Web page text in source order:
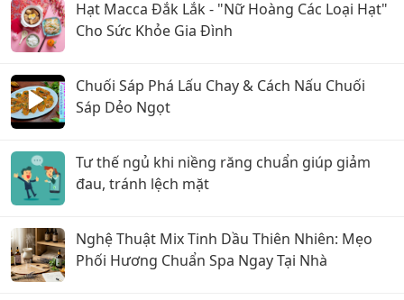
Hạt Macca Đắk Lắk - "Nữ Hoàng Các Loại Hạt"
Cho Sức Khỏe Gia Đình
Chuối Sáp Phá Lấu Chay & Cách Nấu Chuối
Sáp Dẻo Ngọt
Tư thế ngủ khi niềng răng chuẩn giúp giảm
đau, tránh lệch mặt
Nghệ Thuật Mix Tinh Dầu Thiên Nhiên: Mẹo
Phối Hương Chuẩn Spa Ngay Tại Nhà